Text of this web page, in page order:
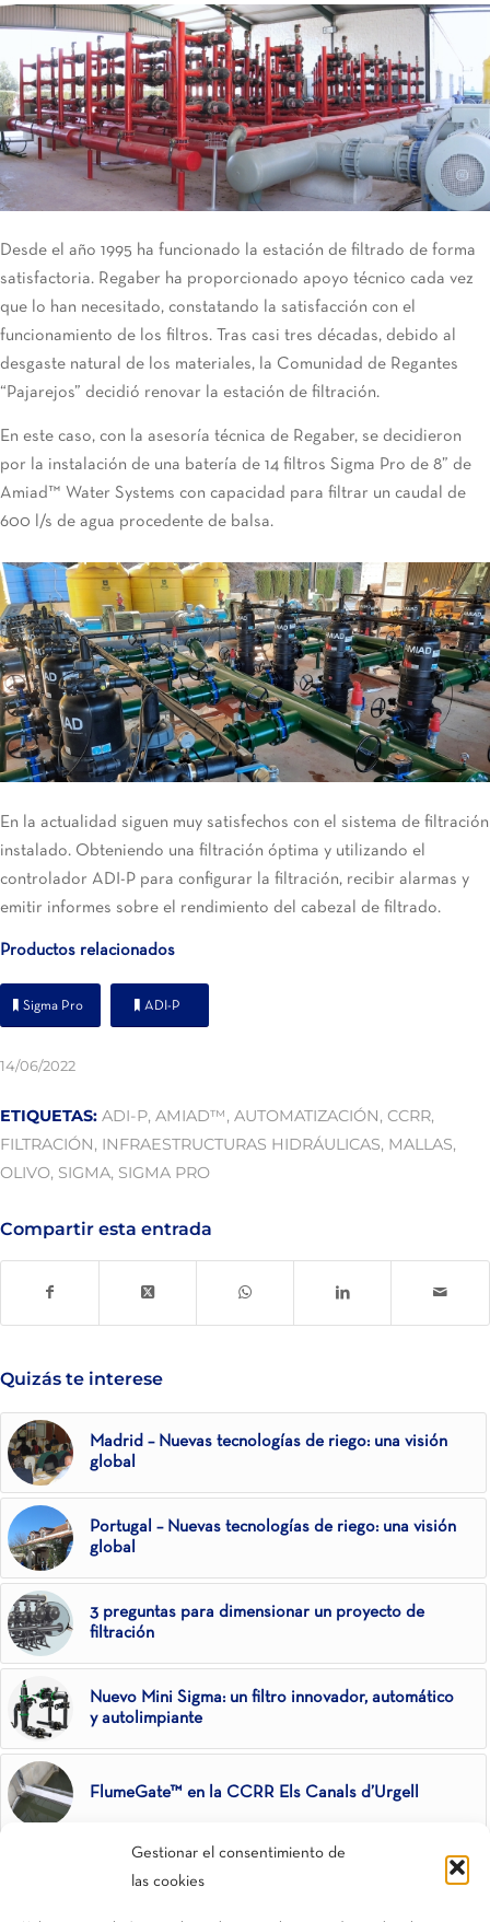
Gestionar el consentimiento de
las cookies
Desde el año 1995 ha funcionado la estación de filtrado de forma
satisfactoria. Regaber ha proporcionado apoyo técnico cada vez
que lo han necesitado, constatando la satisfacción con el
funcionamiento de los filtros. Tras casi tres décadas, debido al
desgaste natural de los materiales, la Comunidad de Regantes
“Pajarejos” decidió renovar la estación de filtración.
En este caso, con la asesoría técnica de Regaber, se decidieron
por la instalación de una batería de 14 filtros Sigma Pro de 8” de
Amiad™ Water Systems con capacidad para filtrar un caudal de
600 l/s de agua procedente de balsa.
En la actualidad siguen muy satisfechos con el sistema de filtración
instalado. Obteniendo una filtración óptima y utilizando el
controlador ADI-P para configurar la filtración, recibir alarmas y
emitir informes sobre el rendimiento del cabezal de filtrado.
Productos relacionados
Sigma Pro ADI-P
14/06/2022
ETIQUETAS: ADI-P, AMIAD™, AUTOMATIZACIÓN, CCRR,
FILTRACIÓN, INFRAESTRUCTURAS HIDRÁULICAS, MALLAS,
OLIVO, SIGMA, SIGMA PRO
Compartir esta entrada
Quizás te interese
Madrid – Nuevas tecnologías de riego: una visión
global
Portugal – Nuevas tecnologías de riego: una visión
global
3 preguntas para dimensionar un proyecto de
filtración
Nuevo Mini Sigma: un filtro innovador, automático
y autolimpiante
FlumeGate™ en la CCRR Els Canals d’Urgell
Riego en invernaderos: microaspersión